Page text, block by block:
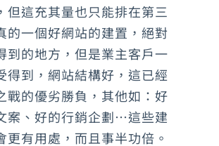
但這充其量也只能排在第三
的一個好網站的建置，絕對
到的地方，但是業主客戶一
得到，網站結構好，這已經
戰的優劣勝負，其他如：好
案、好的行銷企劃…這些建
更有用處，而且事半功倍。